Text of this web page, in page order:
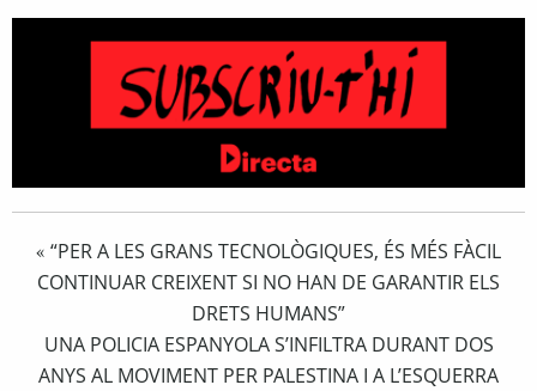
« “PER A LES GRANS TECNOLÒGIQUES, ÉS MÉS FÀCIL
CONTINUAR CREIXENT SI NO HAN DE GARANTIR ELS
DRETS HUMANS”
UNA POLICIA ESPANYOLA S’INFILTRA DURANT DOS
ANYS AL MOVIMENT PER PALESTINA I A L’ESQUERRA